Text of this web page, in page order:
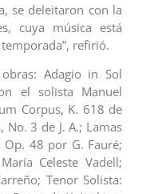
se deleitaron con la
cuya música está
refirió.
Adagio in Sol
el solista Manuel
Corpus, K. 618 de
3 de J. A.; Lamas
Op. 48 por G. Fauré;
Celeste Vadell;
Tenor Solista: